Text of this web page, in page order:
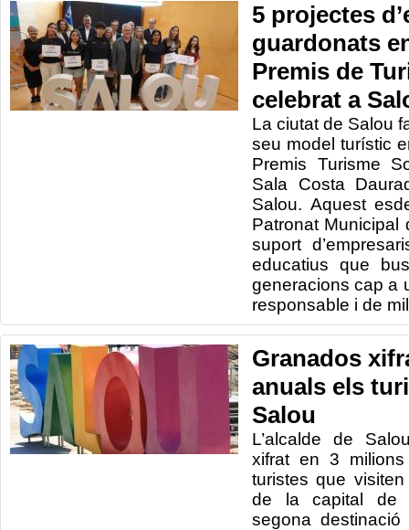
5 projectes
guardonats
Premis de
celebrat a
La ciutat de Salou
seu model turístic
Premis Turisme
Sala Costa
Salou. Aquest
Patronat Municipal
suport
educatius que
generacions cap a
responsable i de
Granados
anuals els
Salou
L’alcalde de
xifrat en 3
turistes que
de la capital de
segona